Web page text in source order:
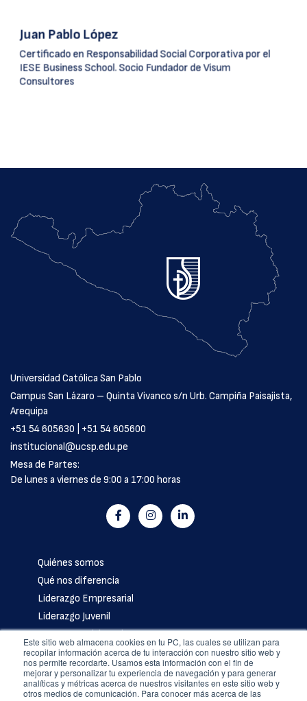
Este sitio web almacena cookies en tu PC, las cuales se utilizan para
recopilar información acerca de tu interacción con nuestro sitio web y
nos permite recordarte. Usamos esta información con el fin de
mejorar y personalizar tu experiencia de navegación y para generar
analíticas y métricas acerca de nuestros visitantes en este sitio web y
otros medios de comunicación. Para conocer más acerca de las
Juan Pablo López
Certificado en Responsabilidad Social Corporativa por el
IESE Business School. Socio Fundador de Visum
Consultores
Universidad Católica San Pablo
Campus San Lázaro – Quinta Vivanco s/n Urb. Campiña Paisajista,
Arequipa
+51 54 605630 | +51 54 605600
institucional@ucsp.edu.pe
Mesa de Partes:
De lunes a viernes de 9:00 a 17:00 horas
Quiénes somos
Qué nos diferencia
Liderazgo Empresarial
Liderazgo Juvenil
Nuestros colaboradores
Artículos
Contáctanos
Política de privacidad